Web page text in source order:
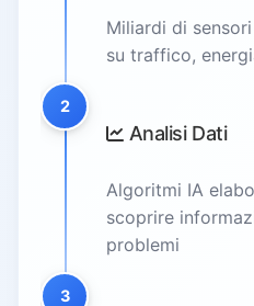
Miliardi di
su traffico,
2
Analisi Dati
Algoritmi IA
scoprire
problemi
3